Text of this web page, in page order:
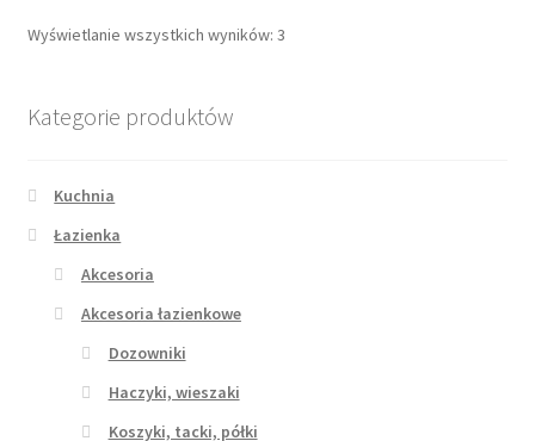
Wyświetlanie wszystkich wyników: 3
Kategorie produktów
Kuchnia
Łazienka
Akcesoria
Akcesoria łazienkowe
Dozowniki
Haczyki, wieszaki
Koszyki, tacki, półki